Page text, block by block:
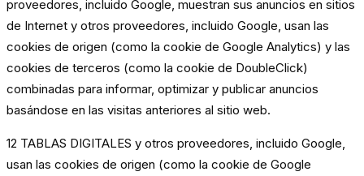
proveedores, incluido Google, muestran sus anuncios en sitios
de Internet y otros proveedores, incluido Google, usan las
cookies de origen (como la cookie de Google Analytics) y las
cookies de terceros (como la cookie de DoubleClick)
combinadas para informar, optimizar y publicar anuncios
basándose en las visitas anteriores al sitio web.
12 TABLAS DIGITALES y otros proveedores, incluido Google,
usan las cookies de origen (como la cookie de Google